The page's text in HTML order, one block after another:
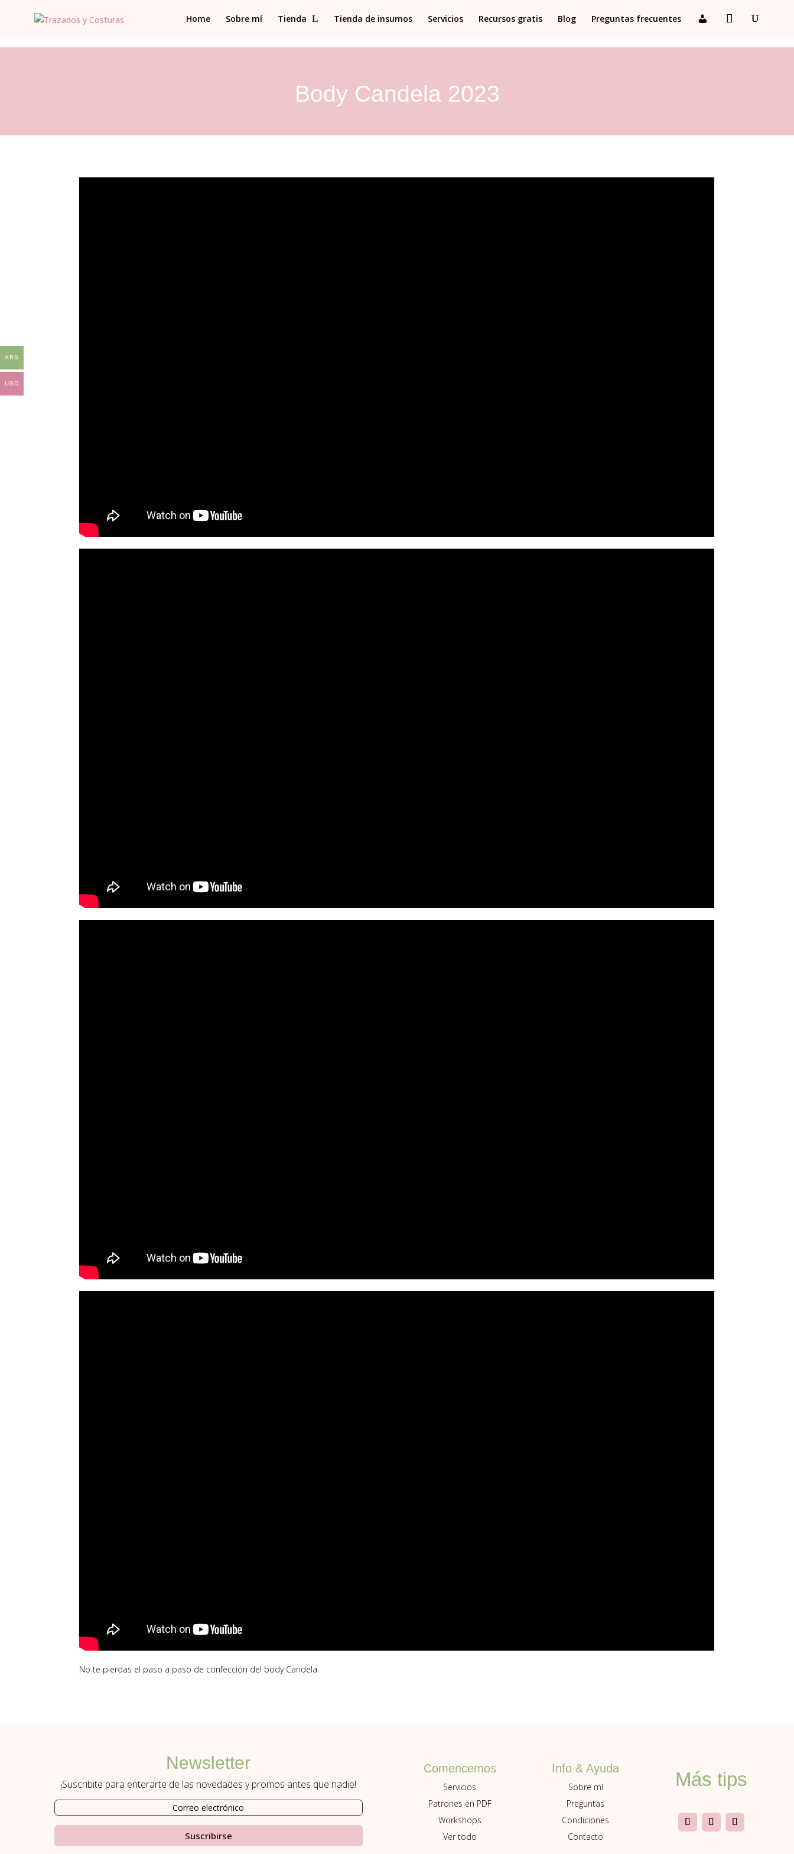
Home Sobre mí Tienda Tienda de insumos Servicios Recursos gratis Blog Preguntas frecuentes
Body Candela 2023
No te pierdas el paso a paso de confección del body Candela.
Newsletter
¡Suscribite para enterarte de las novedades y promos antes que nadie!
Suscribirse
Comencemos
Servicios
Patrones en PDF
Workshops
Ver todo
Info & Ayuda
Sobre mí
Preguntas
Condiciones
Contacto
Más tips
ARS
USD